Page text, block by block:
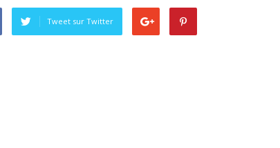
Tweet sur Twitter